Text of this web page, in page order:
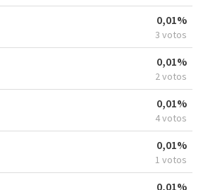
0,01%
3 votos
0,01%
2 votos
0,01%
4 votos
0,01%
1 votos
0,01%